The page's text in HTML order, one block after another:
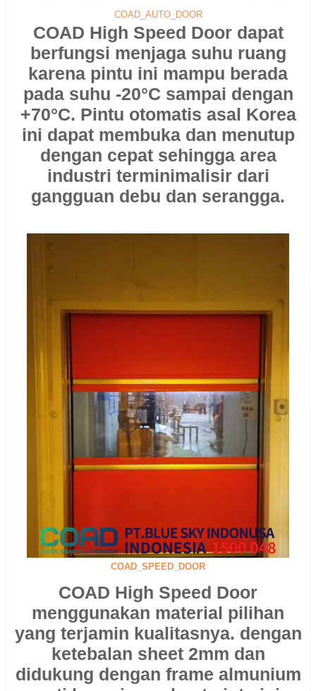
COAD_AUTO_DOOR
COAD High Speed Door dapat
berfungsi menjaga suhu ruang
karena pintu ini mampu berada
pada suhu -20°C sampai dengan
+70°C. Pintu otomatis asal Korea
ini dapat membuka dan menutup
dengan cepat sehingga area
industri terminimalisir dari
gangguan debu dan serangga.
COAD_SPEED_DOOR
COAD High Speed Door
menggunakan material pilihan
yang terjamin kualitasnya. dengan
ketebalan sheet 2mm dan
didukung dengan frame almunium